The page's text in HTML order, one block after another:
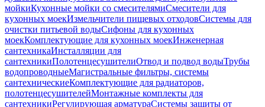
мойкиКухонные мойки со смесителямиСмесители для
кухонных моекИзмельчители пищевых отходовСистемы для
очистки питьевой водыСифоны для кухонных
моекКомплектующие для кухонных моекИнженерная
сантехникаИнсталляции для
сантехникиПолотенцесушителиОтвод и подвод водыТрубы
водопроводныеМагистральные фильтры, системы
сантехническиеКомплектующие для радиаторов,
полотенцесушителейМонтажные комплекты для
сантехникиРегулирующая арматураСистемы защиты от